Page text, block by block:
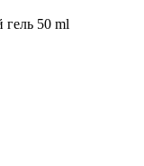
50 ml